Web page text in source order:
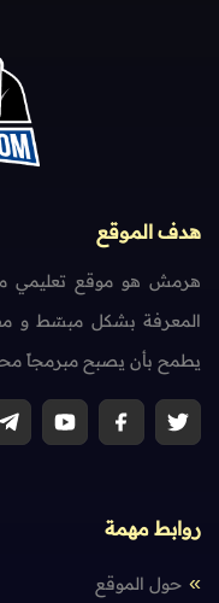
هدف الموقع
هرمش هو موقع تعليمي
المعرفة بشكل مبسّط و
يطمح بأن يصبح مبرمجاً
روابط مهمة
حول الموقع